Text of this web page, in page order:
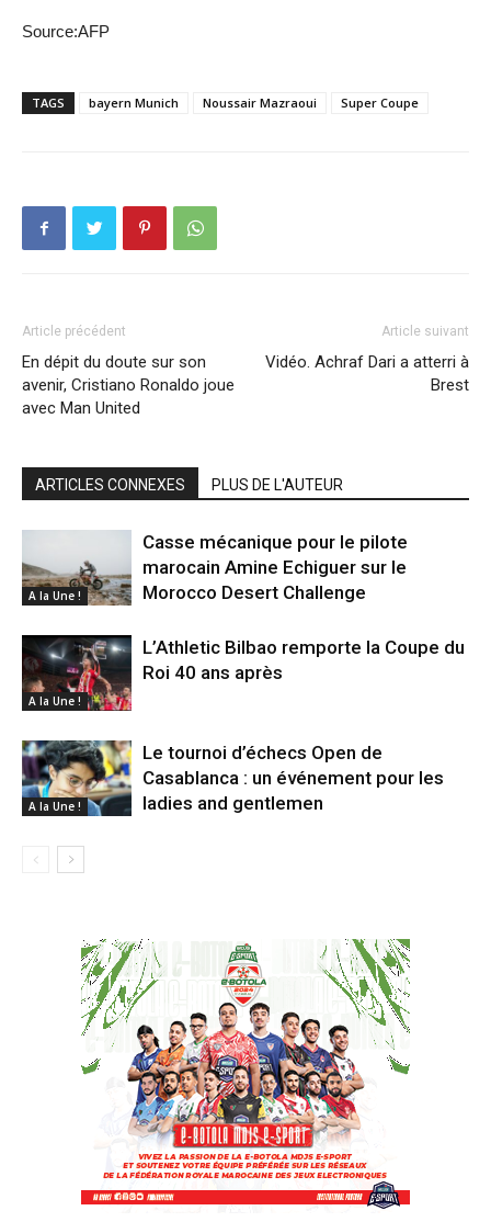
Source:AFP
TAGS bayern Munich Noussair Mazraoui Super Coupe
Article précédent
En dépit du doute sur son
avenir, Cristiano Ronaldo joue
avec Man United
Article suivant
Vidéo. Achraf Dari a atterri à
Brest
ARTICLES CONNEXES PLUS DE L'AUTEUR
A la Une !
Casse mécanique pour le pilote
marocain Amine Echiguer sur le
Morocco Desert Challenge
A la Une !
L’Athletic Bilbao remporte la Coupe du
Roi 40 ans après
A la Une !
Le tournoi d’échecs Open de
Casablanca : un événement pour les
ladies and gentlemen